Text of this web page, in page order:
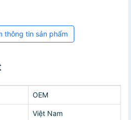
thông tin sản phẩm
OEM
Việt Nam